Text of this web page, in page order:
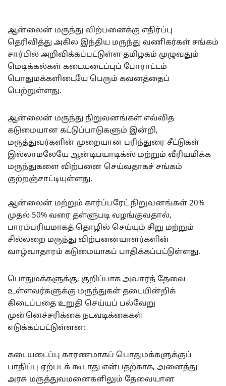
ஆன்லைன் மருந்து விற்பனைக்கு எதிர்ப்பு
தெரிவித்து அகில இந்திய மருந்து வணிகர்கள் சங்கம்
சார்பில் அறிவிக்கப்பட்டுள்ள தமிழகம் முழுவதும்
மெடிக்கல்கள் கடையடைப்புப் போராட்டம்
பொதுமக்களிடையே பெரும் கவனத்தைப்
பெற்றுள்ளது.
ஆன்லைன் மருந்து நிறுவனங்கள் எவ்வித
கடுமையான கட்டுப்பாடுகளும் இன்றி,
மருத்துவர்களின் முறையான பரிந்துரை சீட்டுகள்
இல்லாமலேயே ஆன்டிபயாடிக்ஸ் மற்றும் வீரியமிக்க
மருந்துகளை விற்பனை செய்வதாகச் சங்கம்
குற்றஞ்சாட்டியுள்ளது.
ஆன்லைன் மற்றும் கார்ப்பரேட் நிறுவனங்கள் 20%
முதல் 50% வரை தள்ளுபடி வழங்குவதால்,
பாரம்பரியமாகத் தொழில் செய்யும் சிறு மற்றும்
சில்லறை மருந்து விற்பனையாளர்களின்
வாழ்வாதாரம் கடுமையாகப் பாதிக்கப்பட்டுள்ளது.
பொதுமக்களுக்கு, குறிப்பாக அவசரத் தேவை
உள்ளவர்களுக்கு மருந்துகள் தடையின்றிக்
கிடைப்பதை உறுதி செய்யப் பல்வேறு
முன்னெச்சரிக்கை நடவடிக்கைகள்
எடுக்கப்பட்டுள்ளன:
கடையடைப்பு காரணமாகப் பொதுமக்களுக்குப்
பாதிப்பு ஏற்படக் கூடாது என்பதற்காக, அனைத்து
அரசு மருத்துவமனைகளிலும் தேவையான